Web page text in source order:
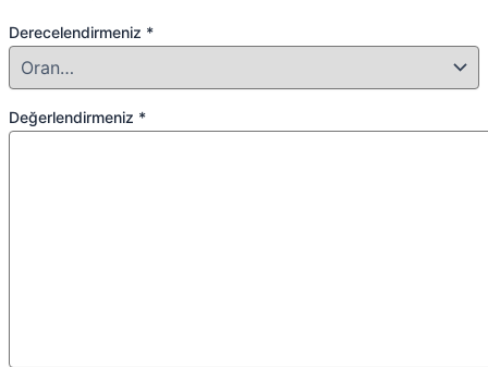
Derecelendirmeniz *
Değerlendirmeniz *